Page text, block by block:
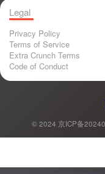
Legal
Privacy Policy
Terms of Service
Extra Crunch Terms
Code of Conduct
© 2024 京ICP备